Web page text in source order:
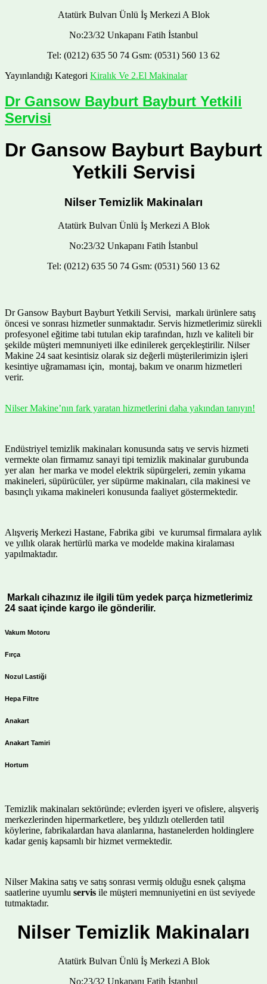
Atatürk Bulvarı Ünlü İş Merkezi A Blok
No:23/32 Unkapanı Fatih İstanbul
Tel: (0212) 635 50 74 Gsm: (0531) 560 13 62
Yayınlandığı Kategori Kiralık Ve 2.El Makinalar
Dr Gansow Bayburt Bayburt Yetkili
Servisi
Dr Gansow Bayburt Bayburt
Yetkili Servisi
Nilser Temizlik Makinaları
Atatürk Bulvarı Ünlü İş Merkezi A Blok
No:23/32 Unkapanı Fatih İstanbul
Tel: (0212) 635 50 74 Gsm: (0531) 560 13 62
Dr Gansow Bayburt Bayburt Yetkili Servisi, markalı ürünlere satış
öncesi ve sonrası hizmetler sunmaktadır. Servis hizmetlerimiz sürekli
profesyonel eğitime tabi tutulan ekip tarafından, hızlı ve kaliteli bir
şekilde müşteri memnuniyeti ilke edinilerek gerçekleştirilir. Nilser
Makine 24 saat kesintisiz olarak siz değerli müşterilerimizin işleri
kesintiye uğramaması için, montaj, bakım ve onarım hizmetleri
verir.
Nilser Makine’nın fark yaratan hizmetlerini daha yakından tanıyın!
Endüstriyel temizlik makinaları konusunda satış ve servis hizmeti
vermekte olan firmamız sanayi tipi temizlik makinalar gurubunda
yer alan her marka ve model elektrik süpürgeleri, zemin yıkama
makineleri, süpürücüler, yer süpürme makinaları, cila makinesi ve
basınçlı yıkama makineleri konusunda faaliyet göstermektedir.
Alışveriş Merkezi Hastane, Fabrika gibi ve kurumsal firmalara aylık
ve yıllık olarak hertürlü marka ve modelde makina kiralaması
yapılmaktadır.
Markalı cihazınız ile ilgili tüm yedek parça hizmetlerimiz
24 saat içinde kargo ile gönderilir.
Vakum Motoru
Fırça
Nozul Lastiği
Hepa Filtre
Anakart
Anakart Tamiri
Hortum
Temizlik makinaları sektöründe; evlerden işyeri ve ofislere, alışveriş
merkezlerinden hipermarketlere, beş yıldızlı otellerden tatil
köylerine, fabrikalardan hava alanlarına, hastanelerden holdinglere
kadar geniş kapsamlı bir hizmet vermektedir.
Nilser Makina satış ve satış sonrası vermiş olduğu esnek çalışma
saatlerine uyumlu servis ile müşteri memnuniyetini en üst seviyede
tutmaktadır.
Nilser Temizlik Makinaları
Atatürk Bulvarı Ünlü İş Merkezi A Blok
No:23/32 Unkapanı Fatih İstanbul